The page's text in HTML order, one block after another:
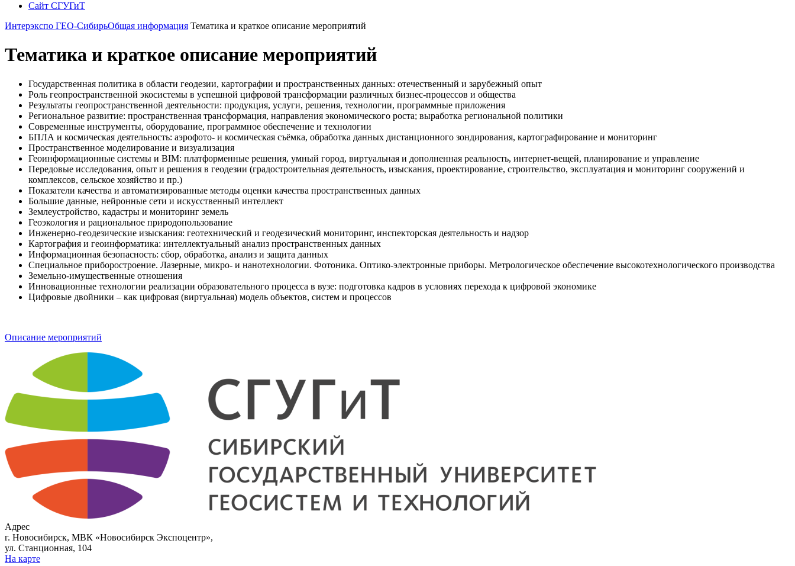
Сайт СГУГиТ
Интерэкспо ГЕО-СибирьОбщая информация Тематика и краткое описание мероприятий
Тематика и краткое описание мероприятий
Государственная политика в области геодезии, картографии и пространственных данных: отечественный и зарубежный опыт
Роль геопространственной экосистемы в успешной цифровой трансформации различных бизнес-процессов и общества
Результаты геопространственной деятельности: продукция, услуги, решения, технологии, программные приложения
Региональное развитие: пространственная трансформация, направления экономического роста; выработка региональной политики
Современные инструменты, оборудование, программное обеспечение и технологии
БПЛА и космическая деятельность: аэрофото- и космическая съёмка, обработка данных дистанционного зондирования, картографирование и мониторинг
Пространственное моделирование и визуализация
Геоинформационные системы и BIM: платформенные решения, умный город, виртуальная и дополненная реальность, интернет-вещей, планирование и управление
Передовые исследования, опыт и решения в геодезии (градостроительная деятельность, изыскания, проектирование, строительство, эксплуатация и мониторинг сооружений и
комплексов, сельское хозяйство и пр.)
Показатели качества и автоматизированные методы оценки качества пространственных данных
Большие данные, нейронные сети и искусственный интеллект
Землеустройство, кадастры и мониторинг земель
Геоэкология и рациональное природопользование
Инженерно-геодезические изыскания: геотехнический и геодезический мониторинг, инспекторская деятельность и надзор
Картография и геоинформатика: интеллектуальный анализ пространственных данных
Информационная безопасность: сбор, обработка, анализ и защита данных
Специальное приборостроение. Лазерные, микро- и нанотехнологии. Фотоника. Оптико-электронные приборы. Метрологическое обеспечение высокотехнологического производства
Земельно-имущественные отношения
Инновационные технологии реализации образовательного процесса в вузе: подготовка кадров в условиях перехода к цифровой экономике
Цифровые двойники – как цифровая (виртуальная) модель объектов, систем и процессов
Описание мероприятий
Адрес
г. Новосибирск, МВК «Новосибирск Экспоцентр»,
ул. Станционная, 104
На карте